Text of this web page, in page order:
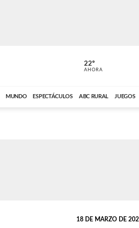
ABC CARDINAL
22º
AHORA
MUNDO ESPECTÁCULOS ABC RURAL JUEGOS
18 DE MARZO DE